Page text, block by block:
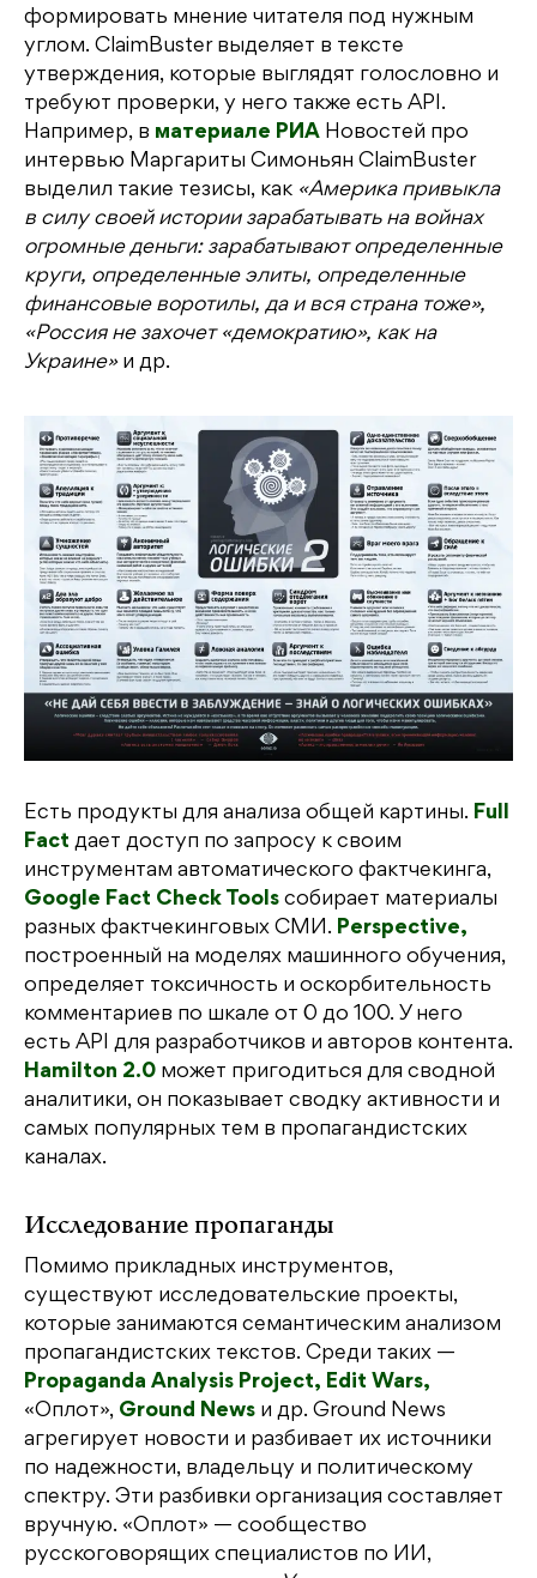
формировать мнение читателя под нужным
углом. ClaimBuster выделяет в тексте
утверждения, которые выглядят голословно и
требуют проверки, у него также есть API.
Например, в материале РИА Новостей про
интервью Маргариты Симоньян ClaimBuster
выделил такие тезисы, как «‎Америка привыкла
в силу своей истории зарабатывать на войнах
огромные деньги: зарабатывают определенные
круги, определенные элиты, определенные
финансовые воротилы, да и вся страна тоже»,
«Россия не захочет «демократию», как на
Украине‎»и др.
Есть продукты для анализа общей картины. Full
Fact дает доступ по запросу к своим
инструментам автоматического фактчекинга,
Google Fact Check Tools собирает материалы
разных фактчекинговых СМИ. Perspective,
построенный на моделях машинного обучения,
определяет токсичность и оскорбительность
комментариев по шкале от 0 до 100. У него
есть API для разработчиков и авторов контента.
Hamilton 2.0 может пригодиться для сводной
аналитики, он показывает сводку активности и
самых популярных тем в пропагандистских
каналах.
Исследование пропаганды
Помимо прикладных инструментов,
существуют исследовательские проекты,
которые занимаются семантическим анализом
пропагандистских текстов. Среди таких —
Propaganda Analysis Project, Edit Wars,
«‎Оплот», Ground News и др. Ground News
агрегирует новости и разбивает их источники
по надежности, владельцу и политическому
спектру. Эти разбивки организация составляет
вручную. «‎Оплот» — сообщество
русскоговорящих специалистов по ИИ,